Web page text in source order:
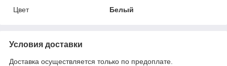
Цвет
Белый
Условия доставки
Доставка осуществляется только по предоплате.